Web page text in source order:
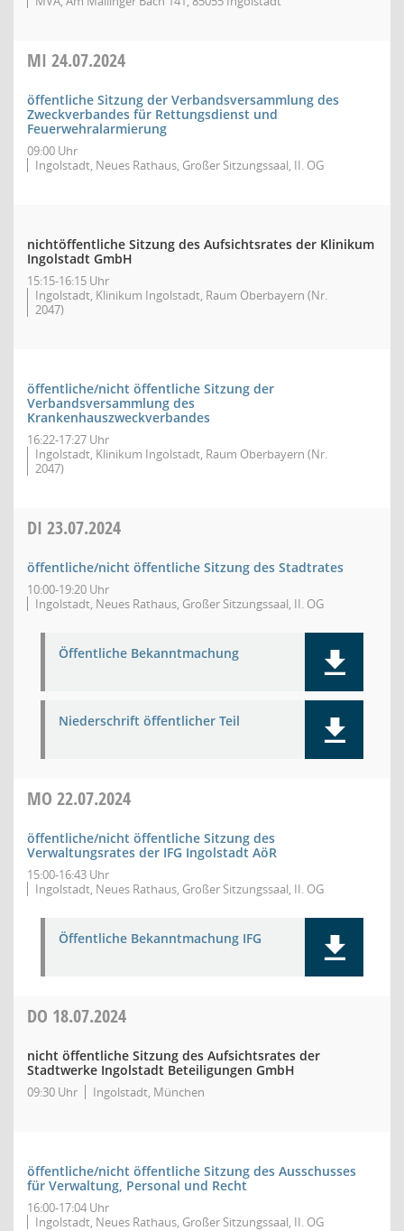
MI 24.07.2024
öffentliche Sitzung der Verbandsversammlung des
Zweckverbandes für Rettungsdienst und
Feuerwehralarmierung
09:00 Uhr
Ingolstadt, Neues Rathaus, Großer Sitzungssaal, II. OG
nichtöffentliche Sitzung des Aufsichtsrates der Klinikum
Ingolstadt GmbH
15:15-16:15 Uhr
Ingolstadt, Klinikum Ingolstadt, Raum Oberbayern (Nr.
2047)
öffentliche/nicht öffentliche Sitzung der
Verbandsversammlung des
Krankenhauszweckverbandes
16:22-17:27 Uhr
Ingolstadt, Klinikum Ingolstadt, Raum Oberbayern (Nr.
2047)
DI 23.07.2024
öffentliche/nicht öffentliche Sitzung des Stadtrates
10:00-19:20 Uhr
Ingolstadt, Neues Rathaus, Großer Sitzungssaal, II. OG
Öffentliche Bekanntmachung
Niederschrift öffentlicher Teil
MO 22.07.2024
öffentliche/nicht öffentliche Sitzung des
Verwaltungsrates der IFG Ingolstadt AöR
15:00-16:43 Uhr
Ingolstadt, Neues Rathaus, Großer Sitzungssaal, II. OG
Öffentliche Bekanntmachung IFG
DO 18.07.2024
nicht öffentliche Sitzung des Aufsichtsrates der
Stadtwerke Ingolstadt Beteiligungen GmbH
09:30 Uhr Ingolstadt, München
öffentliche/nicht öffentliche Sitzung des Ausschusses
für Verwaltung, Personal und Recht
16:00-17:04 Uhr
Ingolstadt, Neues Rathaus, Großer Sitzungssaal, II. OG